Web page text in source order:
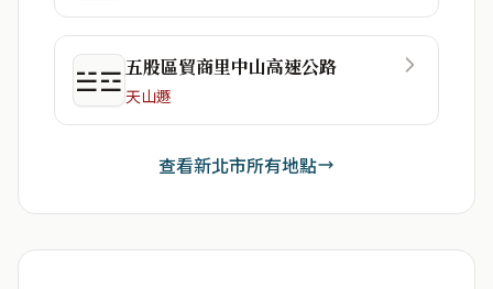
☱☲ 五股區貿商里中山高速公路
天山遯
查看新北市所有地點